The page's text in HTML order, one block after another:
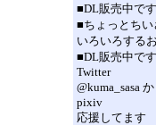
■DL販売中です
■ちょっとちい
いろいろする
■DL販売中です
Twitter
@kuma_sasa
pixiv
応援してます